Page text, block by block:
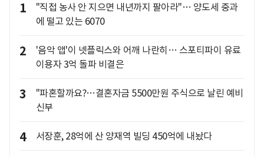
1
"직접 농사 안 지으면 내년까지 팔아라"… 양도세 중과
에 떨고 있는 6070
2
'음악 앱'이 넷플릭스와 어깨 나란히… 스포티파이 유료
이용자 3억 돌파 비결은
3
"파혼할까요?…결혼자금 5500만원 주식으로 날린 예비
신부
4 서장훈, 28억에 산 양재역 빌딩 450억에 내놨다